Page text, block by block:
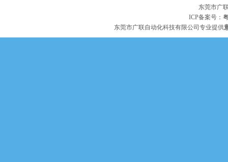
东莞市广
ICP备案号：
东莞市广联自动化科技有限公司专业提供